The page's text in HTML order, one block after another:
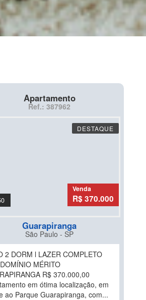
Apartamento
Ref.: 387962
DESTAQUE
Venda
R$ 370.000
Guarapiranga
São Paulo - SP
2 DORM l LAZER COMPLETO
MÉRITO
R$ 370.000,00
em ótima localização, em
ao Parque Guarapiranga, com...